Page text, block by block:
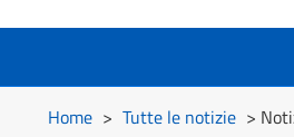
Home > Tutte le notizie >